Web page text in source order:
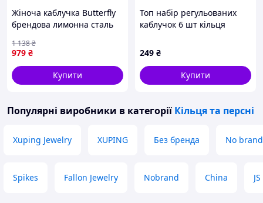
Жіноча каблучка Butterfly
брендова лимонна сталь
емаллю метелик рожеве
золото Toyvoo
979 ₴
1 138₴
Купити
Топ набір регульованих
каблучок 6 шт кільця
трендові
249 ₴
Купити
Популярні виробники в категорії Кільця та ​​персні
Xuping Jewelry XUPING Без бренда No brand
Spikes Fallon Jewelry Nobrand China JS